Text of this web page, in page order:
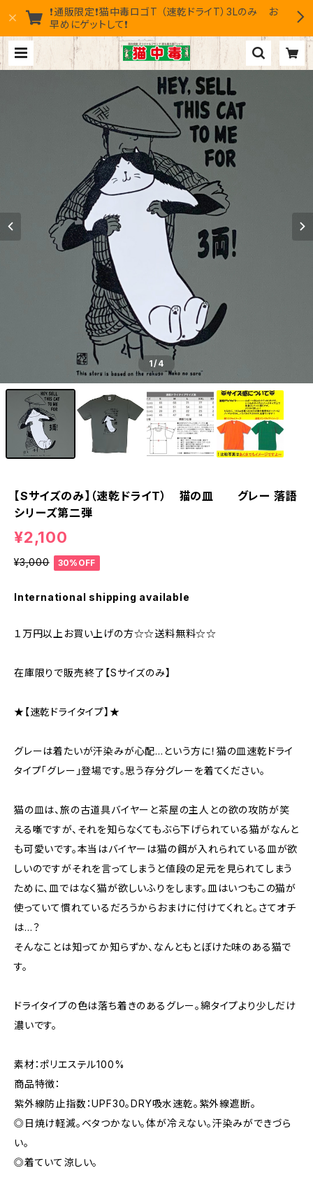
❗通販限定❗猫中毒ロゴT （速乾ドライT）3Lのみ お
早めにゲットして❗
1/4
【Sサイズのみ】（速乾ドライT） 猫の皿 グレー 落語
シリーズ第二弾
¥2,100
¥3,000 30%OFF
International shipping available
１万円以上お買い上げの方☆☆送料無料☆☆
在庫限りで販売終了【Sサイズのみ】
★【速乾ドライタイプ】★
グレーは着たいが汗染みが心配…という方に！猫の皿速乾ドライ
タイプ「グレー」登場です。思う存分グレーを着てください。
猫の皿は、旅の古道具バイヤーと茶屋の主人との欲の攻防が笑
える噺ですが、それを知らなくてもぶら下げられている猫がなんと
も可愛いです。本当はバイヤーは猫の餌が入れられている皿が欲
しいのですがそれを言ってしまうと値段の足元を見られてしまう
ために、皿ではなく猫が欲しいふりをします。皿はいつもこの猫が
使っていて慣れているだろうからおまけに付けてくれと。さてオチ
は…？
そんなことは知ってか知らずか、なんともとぼけた味のある猫で
す。
ドライタイプの色は落ち着きのあるグレー。綿タイプより少しだけ
濃いです。
素材：ポリエステル100%
商品特徴：
紫外線防止指数：UPF30。DRY吸水速乾。紫外線遮断。
◎日焼け軽減。ベタつかない。体が冷えない。汗染みができづら
い。
◎着ていて涼しい。